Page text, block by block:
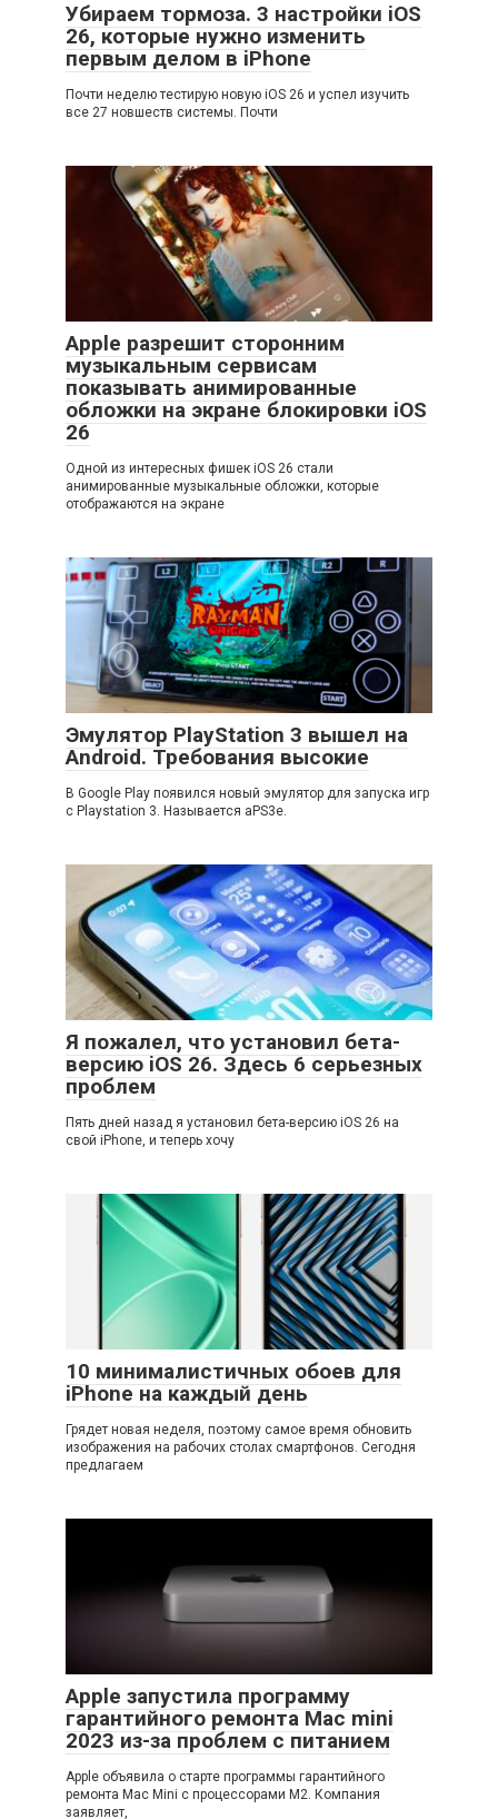
Убираем тормоза. 3 настройки iOS
26, которые нужно изменить
первым делом в iPhone
Почти неделю тестирую новую iOS 26 и успел изучить
все 27 новшеств системы. Почти
Apple разрешит сторонним
музыкальным сервисам
показывать анимированные
обложки на экране блокировки iOS
26
Одной из интересных фишек iOS 26 стали
анимированные музыкальные обложки, которые
отображаются на экране
Эмулятор PlayStation 3 вышел на
Android. Требования высокие
В Google Play появился новый эмулятор для запуска игр
с Playstation 3. Называется aPS3e.
Я пожалел, что установил бета-
версию iOS 26. Здесь 6 серьезных
проблем
Пять дней назад я установил бета-версию iOS 26 на
свой iPhone, и теперь хочу
10 минималистичных обоев для
iPhone на каждый день
Грядет новая неделя, поэтому самое время обновить
изображения на рабочих столах смартфонов. Сегодня
предлагаем
Apple запустила программу
гарантийного ремонта Mac mini
2023 из-за проблем с питанием
Apple объявила о старте программы гарантийного
ремонта Mac Mini с процессорами M2. Компания
заявляет,